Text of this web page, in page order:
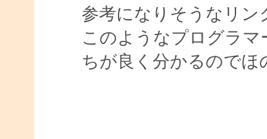
参考になりそうなリン
このようなプログラ
ちが良く分かるので